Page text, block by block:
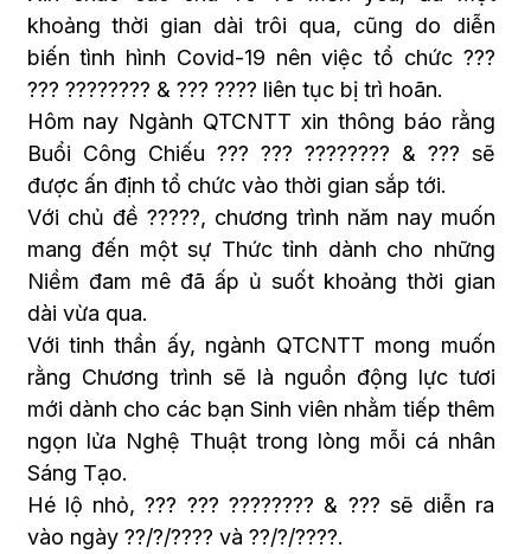
khoảng thời gian dài trôi qua, cũng do diễn
biến tình hình Covid-19 nên việc tổ chức ???
??? ???????? & ??? ???? liên tục bị trì hoãn.
Hôm nay Ngành QTCNTT xin thông báo rằng
Buổi Công Chiếu ??? ??? ???????? & ??? sẽ
được ấn định tổ chức vào thời gian sắp tới.
Với chủ đề ?????, chương trình năm nay muốn
mang đến một sự Thức tỉnh dành cho những
Niềm đam mê đã ấp ủ suốt khoảng thời gian
dài vừa qua.
Với tinh thần ấy, ngành QTCNTT mong muốn
rằng Chương trình sẽ là nguồn động lực tươi
mới dành cho các bạn Sinh viên nhằm tiếp thêm
ngọn lửa Nghệ Thuật trong lòng mỗi cá nhân
Sáng Tạo.
Hé lộ nhỏ, ??? ??? ???????? & ??? sẽ diễn ra
vào ngày ??/?/???? và ??/?/????.